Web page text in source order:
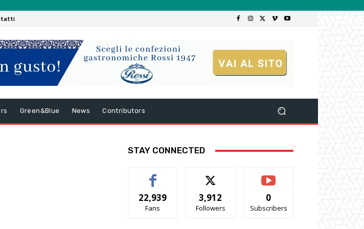
Green&Blue News Contributors
STAY CONNECTED
22,939
Fans
3,912
Followers
0
Subscribers